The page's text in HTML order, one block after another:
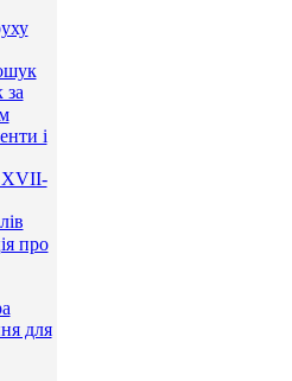
і
XVII-
про
для